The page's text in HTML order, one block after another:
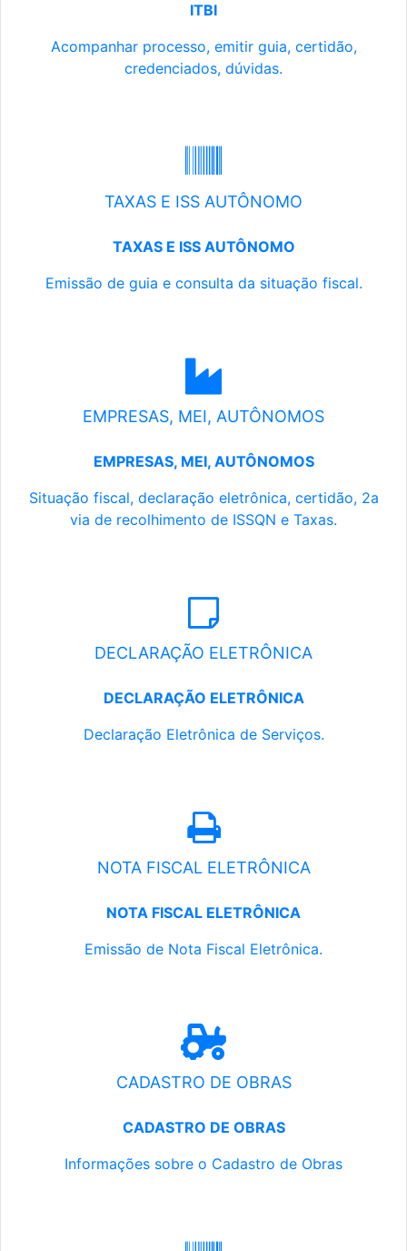
ITBI
Acompanhar processo, emitir guia, certidão,
credenciados, dúvidas.
TAXAS E ISS AUTÔNOMO
TAXAS E ISS AUTÔNOMO
Emissão de guia e consulta da situação fiscal.
EMPRESAS, MEI, AUTÔNOMOS
EMPRESAS, MEI, AUTÔNOMOS
Situação fiscal, declaração eletrônica, certidão, 2a
via de recolhimento de ISSQN e Taxas.
DECLARAÇÃO ELETRÔNICA
DECLARAÇÃO ELETRÔNICA
Declaração Eletrônica de Serviços.
NOTA FISCAL ELETRÔNICA
NOTA FISCAL ELETRÔNICA
Emissão de Nota Fiscal Eletrônica.
CADASTRO DE OBRAS
CADASTRO DE OBRAS
Informações sobre o Cadastro de Obras